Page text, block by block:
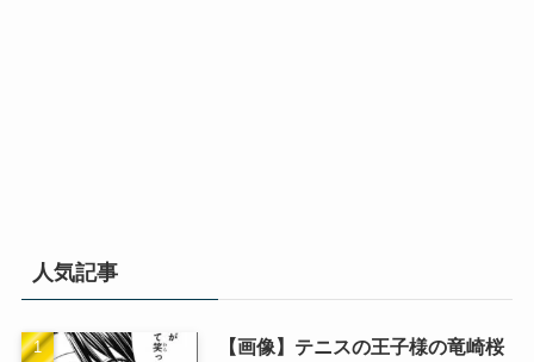
人気記事
【画像】テニスの王子様の竜崎桜